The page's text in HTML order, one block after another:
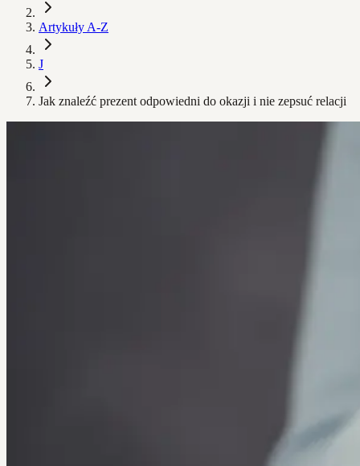
Artykuły A-Z
J
Jak znaleźć prezent odpowiedni do okazji i nie zepsuć relacji